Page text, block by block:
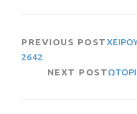
PREVIOUS POST
2642
NEXT POST